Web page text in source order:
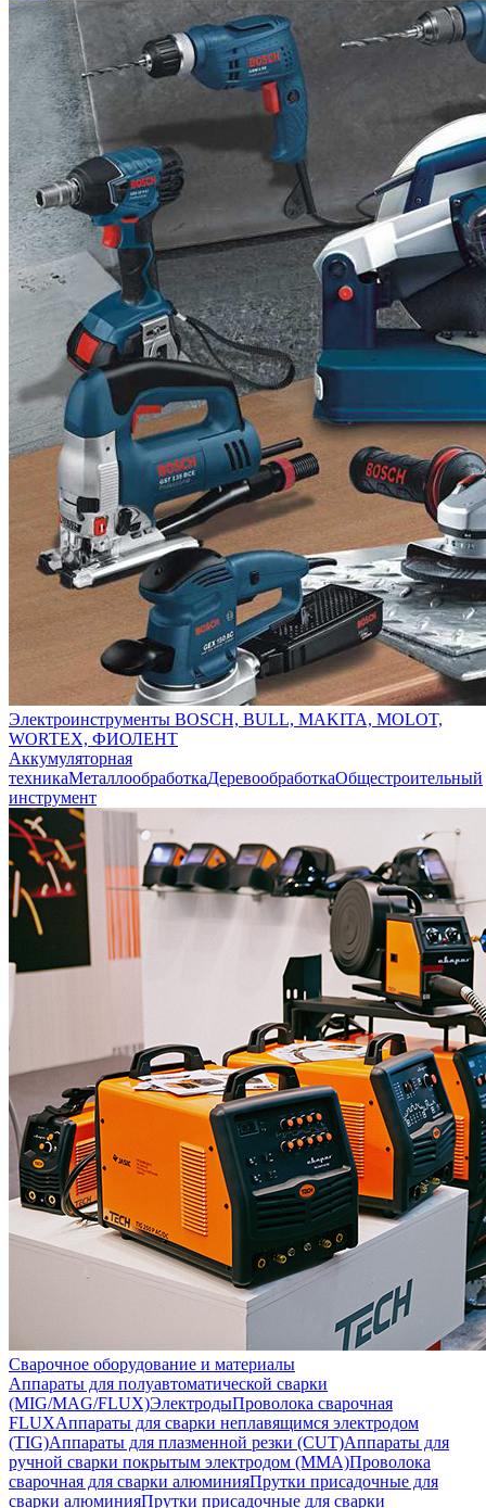
Электроинструменты BOSCH, BULL, MAKITA, MOLOT,
WORTEX, ФИОЛЕНТ
Аккумуляторная
техникаМеталлообработкаДеревообработкаОбщестроительный
инструмент
Сварочное оборудование и материалы
Аппараты для полуавтоматической сварки
(MIG/MAG/FLUX)ЭлектродыПроволока сварочная
FLUXАппараты для сварки неплавящимся электродом
(TIG)Аппараты для плазменной резки (CUT)Аппараты для
ручной сварки покрытым электродом (MMA)Проволока
сварочная для сварки алюминияПрутки присадочные для
сварки алюминияПрутки присадочные для сварки